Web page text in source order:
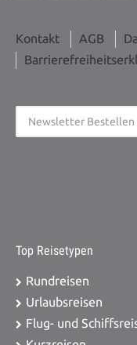
Zustieg / Haltestelle
Brunsbüttel,
Zustieg / Haltestelle
Kontakt AGB
Top Reisetypen
Rundreisen
Urlaubsreisen
Flug- und